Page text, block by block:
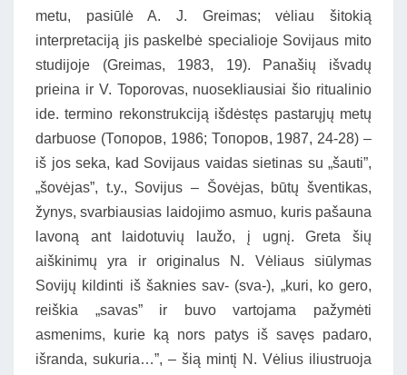
metu, pasiūlė A. J. Greimas; vėliau šitokią
interpretaciją jis paskelbė specialioje Sovijaus mito
studijoje (Greimas, 1983, 19). Panašių išvadų
prieina ir V. Toporovas, nuosekliausiai šio ritualinio
ide. termino rekonstrukciją išdėstęs pastarųjų metų
darbuose (Топоров, 1986; Топоров, 1987, 24-28) –
iš jos seka, kad Sovijaus vaidas sietinas su „šauti”,
„šovėjas”, t.y., Sovijus – Šovėjas, būtų šventikas,
žynys, svarbiausias laidojimo asmuo, kuris pašauna
lavoną ant laidotuvių laužo, į ugnį. Greta šių
aiškinimų yra ir originalus N. Vėliaus siūlymas
Sovijų kildinti iš šaknies sav- (sva-), „kuri, ko gero,
reiškia „savas” ir buvo vartojama pažymėti
asmenims, kurie ką nors patys iš savęs padaro,
išranda, sukuria…”, – šią mintį N. Vėlius iliustruoja